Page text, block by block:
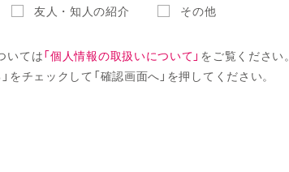
友人・知人の紹介 その他
いては「個人情報の取扱いについて」 をご覧ください。
をチェックして「確認画面へ」を押してください。